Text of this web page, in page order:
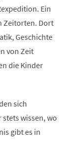
Ein
Zeitorten. Dort
Geschichte
von Zeit
die Kinder
sich
wissen, wo
gibt es in